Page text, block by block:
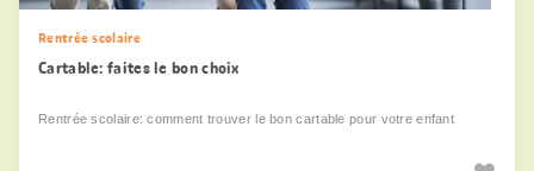
Rentrée scolaire
Cartable: faites le bon choix
Rentrée scolaire: comment trouver le bon cartable pour votre enfant